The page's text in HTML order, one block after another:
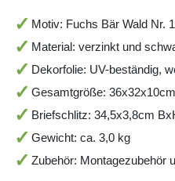
Motiv: Fuchs Bär Wald Nr.
Material: verzinkt und
Dekorfolie: UV-beständig,
Gesamtgröße:
Briefschlitz: 34,5x3,8cm
Gewicht: ca. 3,0 kg
Zubehör: Montagezubehör